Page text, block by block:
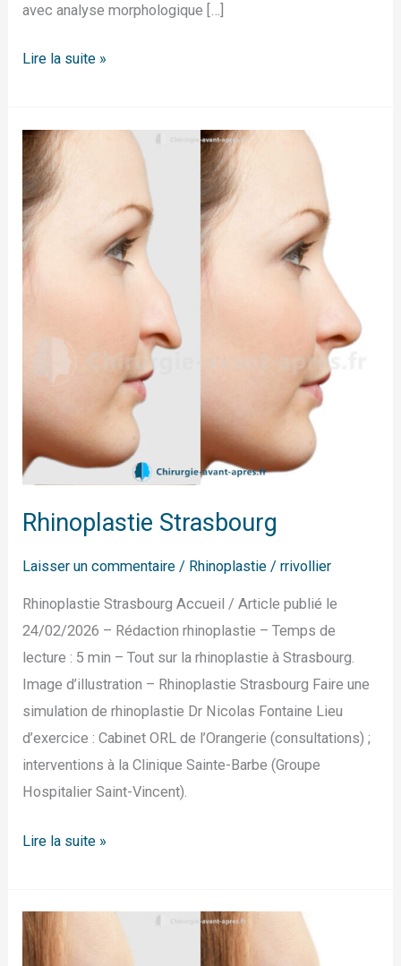
avec analyse morphologique […]
Lire la suite »
Rhinoplastie Strasbourg
Laisser un commentaire / Rhinoplastie /rrivollier
Rhinoplastie Strasbourg Accueil / Article publié le
24/02/2026 – Rédaction rhinoplastie – Temps de
lecture : 5 min – Tout sur la rhinoplastie à Strasbourg.
Image d’illustration – Rhinoplastie Strasbourg Faire une
simulation de rhinoplastie Dr Nicolas Fontaine Lieu
d’exercice : Cabinet ORL de l’Orangerie (consultations) ;
interventions à la Clinique Sainte-Barbe (Groupe
Hospitalier Saint-Vincent).
Rhinoplastie
Strasbourg
Lire la suite »
Rhinoplastie
Montpellier